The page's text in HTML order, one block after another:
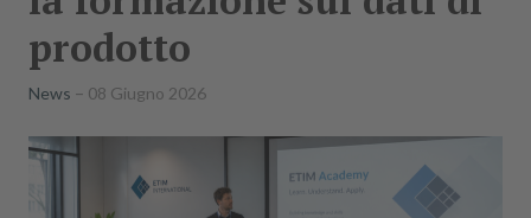
prodotto
News 08 Giugno 2026